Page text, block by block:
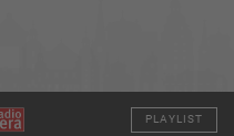
PLAYLIST